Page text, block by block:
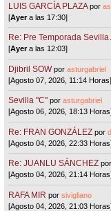
LUIS GARCÍA PLAZA por
[Ayera las 17:30]
Re: Pre Temporada
[Ayera las 12:03]
Djibril SOW porasturgabriel
[Agosto 07, 2026, 11:14 Horas]
Sevilla "C"porasturgabriel
[Agosto 06, 2026, 18:13 Horas]
Re: FRAN GONZÁLEZ por
[Agosto 04, 2026, 22:33
Re: JUANLU SÁNCHEZ
[Agosto 04, 2026, 21:14 Horas]
RAFA MIR porsivigliano
[Agosto 04, 2026, 21:03